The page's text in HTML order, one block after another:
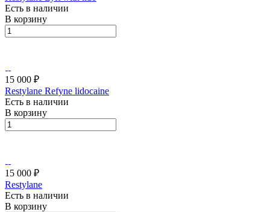
Есть в наличии
В корзину
15 000 ₽
Restylane Refyne lidocaine
Есть в наличии
В корзину
15 000 ₽
Restylane
Есть в наличии
В корзину